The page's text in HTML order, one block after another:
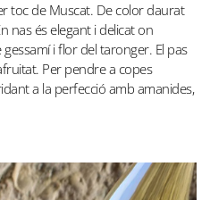
toc de Muscat. De color daurat
nas és elegant i delicat on
i flor del taronger. El pas
Per pendre a copes
a la perfecció amb amanides,